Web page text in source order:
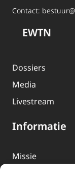
Contact:
EWTN
Dossiers
Media
Livestream
Informatie
Missie